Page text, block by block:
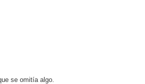
se omitía algo.